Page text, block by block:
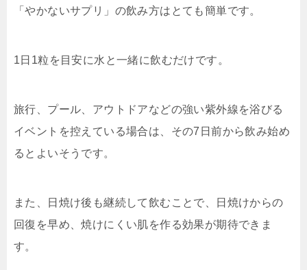
「やかないサプリ」の飲み方はとても簡単です。
1日1粒を目安に水と一緒に飲むだけです。
旅行、プール、アウトドアなどの強い紫外線を浴びる
イベントを控えている場合は、その7日前から飲み始め
るとよいそうです。
また、日焼け後も継続して飲むことで、日焼けからの
回復を早め、焼けにくい肌を作る効果が期待できま
す。